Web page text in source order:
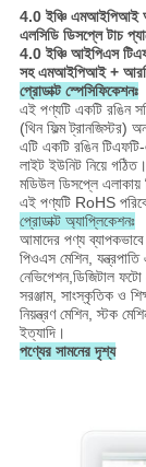
4.0 ইঞ্চি এমআইপিআই
এলসিডি ডিসপ্লে টাচ
4.0 ইঞ্চি আইপিএস
সহ এমআইপিআই +
প্রোডাক্ট স্পেসিফিকেশনঃ
এই পণ্যটি একটি রঙিন
(থিন ফিল্ম ট্রানজিস্টর)
এটি একটি রঙিন
লাইট ইউনিট নিয়ে গঠিত।
মডিউল ডিসপ্লে এলাকায়
এই পণ্যটি RoHS
প্রোডাক্ট অ্যাপ্লিকেশনঃ
আমাদের পণ্য ব্যাপকভাবে
পিওএস মেশিন,
নেভিগেশন,ডিজিটাল
সরঞ্জাম, সাংস্কৃতিক ও
নিয়ন্ত্রণ মেশিন, স্টক
ইত্যাদি।
পণ্যের সামনের দৃশ্য